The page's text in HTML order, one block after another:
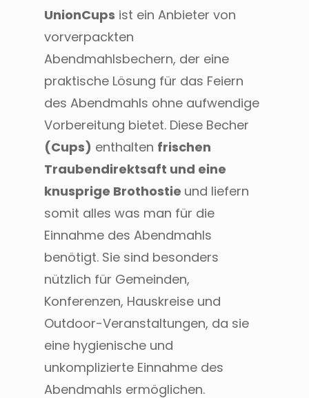
UnionCups ist ein Anbieter von
vorverpackten
Abendmahlsbechern, der eine
praktische Lösung für das Feiern
des Abendmahls ohne aufwendige
Vorbereitung bietet. Diese Becher
(Cups) enthalten frischen
Traubendirektsaft und eine
knusprige Brothostie und liefern
somit alles was man für die
Einnahme des Abendmahls
benötigt. Sie sind besonders
nützlich für Gemeinden,
Konferenzen, Hauskreise und
Outdoor-Veranstaltungen, da sie
eine hygienische und
unkomplizierte Einnahme des
Abendmahls ermöglichen.